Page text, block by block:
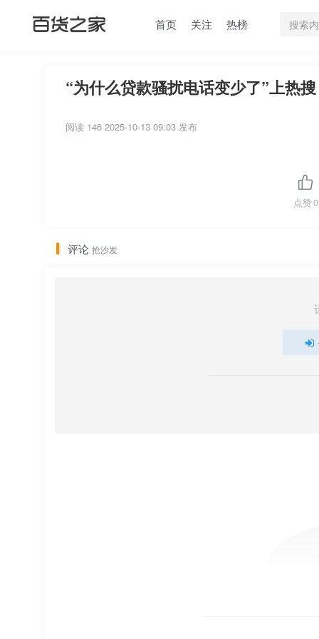
首页 关注 热榜
“为什么贷款骚扰电话变少了”上热
阅读 146 2025-10-13 09:03 发布
点赞0
评论 抢沙发